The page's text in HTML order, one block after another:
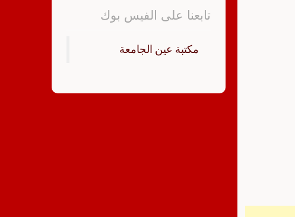
تابعنا على الفيس بوك
‏مكتبة عين الجامعة‏